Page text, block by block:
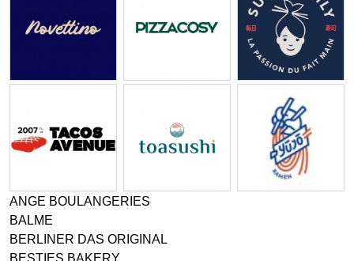
ANGE BOULANGERIES
BALME
BERLINER DAS ORIGINAL
BESTIES BAKERY